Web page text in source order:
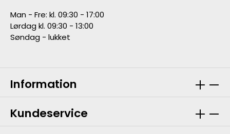
Man - Fre: kl. 09:30 - 17:00
Lørdag kl. 09:30 - 13:00
Søndag - lukket
Information
Kundeservice